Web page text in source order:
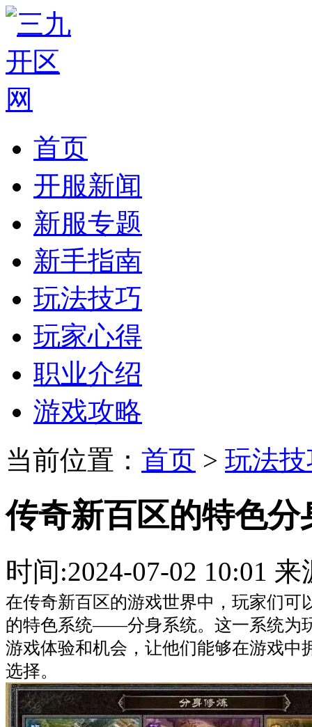
首页
开服新闻
新服专题
新手指南
玩法技巧
玩家心得
职业介绍
游戏攻略
当前位置： 首页 > 玩法
传奇新百区的特色分
时间:2024-07-02 10:01
在传奇新百区的游戏世界中，玩家们可
的特色系统——分身系统。这一系统为
游戏体验和机会，让他们能够在游戏中
选择。